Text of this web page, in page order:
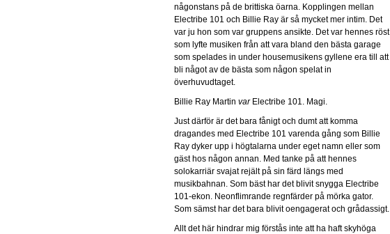
någonstans på de brittiska öarna. Kopplingen mellan
Electribe 101 och Billie Ray är så mycket mer intim. Det
var ju hon som var gruppens ansikte. Det var hennes röst
som lyfte musiken från att vara bland den bästa garage
som spelades in under housemusikens gyllene era till att
bli något av de bästa som någon spelat in
överhuvudtaget.
Billie Ray Martin varElectribe 101. Magi.
Just därför är det bara fånigt och dumt att komma
dragandes med Electribe 101 varenda gång som Billie
Ray dyker upp i högtalarna under eget namn eller som
gäst hos någon annan. Med tanke på att hennes
solokarriär svajat rejält på sin färd längs med
musikbahnan. Som bäst har det blivit snygga Electribe
101-ekon. Neonflimrande regnfärder på mörka gator.
Som sämst har det bara blivit oengagerat och grådassigt.
Allt det här hindrar mig förstås inte att ha haft skyhöga